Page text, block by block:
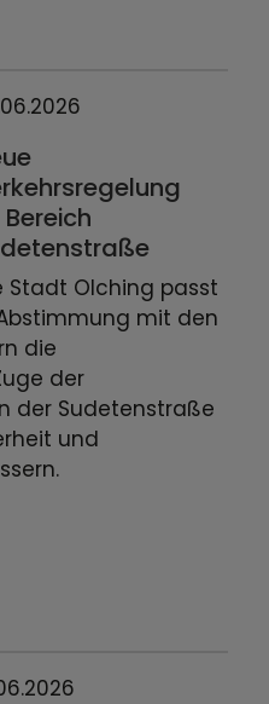
Stadt Olching passt
mit den
die
der
der Sudetenstraße
und